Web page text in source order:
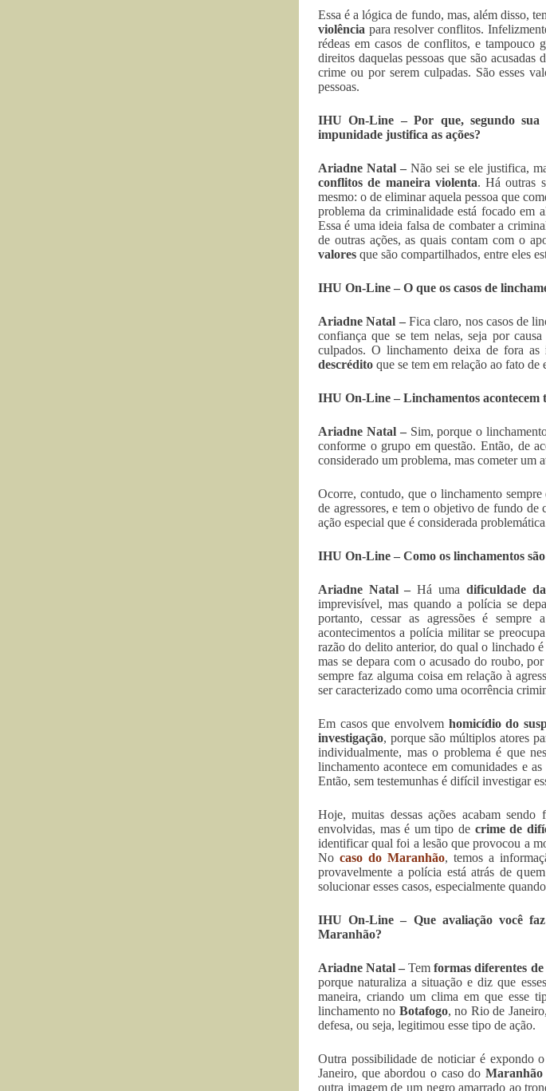
Essa é a lógica de fundo, mas, além disso,
violência para resolver conflitos.
rédeas em casos de conflitos, e tampouco
direitos daquelas pessoas que são acusadas
crime ou por serem culpadas. São esses
pessoas.
IHU On-Line – Por que, segundo sua
impunidade justifica as ações?
Ariadne Natal – Não sei se ele justifica,
conflitos de maneira violenta. Há outras
mesmo: o de eliminar aquela pessoa que
problema da criminalidade está focado em
Essa é uma ideia falsa de combater a
de outras ações, as quais contam com o
valoresque são compartilhados, entre eles
IHU On-Line – O que os casos de
Ariadne Natal –Fica claro, nos casos de
confiança que se tem nelas, seja por
culpados. O linchamento deixa de fora as
descréditoque se tem em relação ao fato de
IHU On-Line – Linchamentos acontecem
Ariadne Natal –Sim, porque o
conforme o grupo em questão. Então, de
considerado um problema, mas cometer um
Ocorre, contudo, que o linchamento
de agressores, e tem o objetivo de fundo de
ação especial que é considerada
IHU On-Line – Como os linchamentos
Ariadne Natal – Há uma dificuldade
imprevisível, mas quando a polícia se
portanto, cessar as agressões é
acontecimentos a polícia militar se
razão do delito anterior, do qual o linchado
mas se depara com o acusado do roubo,
sempre faz alguma coisa em relação à
ser caracterizado como uma ocorrência
Em casos que envolvem homicídio do
investigação, porque são múltiplos atores
individualmente, mas o problema é que
linchamento acontece em comunidades e
Então, sem testemunhas é difícil investigar
Hoje, muitas dessas ações acabam
envolvidas, mas é um tipo decrime de
identificar qual foi a lesão que provocou a
No caso do Maranhão, temos a
provavelmente a polícia está atrás de
solucionar esses casos, especialmente
IHU On-Line – Que avaliação você
Maranhão?
Ariadne Natal – Temformas diferentes
porque naturaliza a situação e diz que
maneira, criando um clima em que esse
linchamento no Botafogo, no Rio de
defesa, ou seja, legitimou esse tipo de ação.
Outra possibilidade de noticiar é expondo
Janeiro, que abordou o caso do Maranhão
outra imagem de um negro amarrado ao